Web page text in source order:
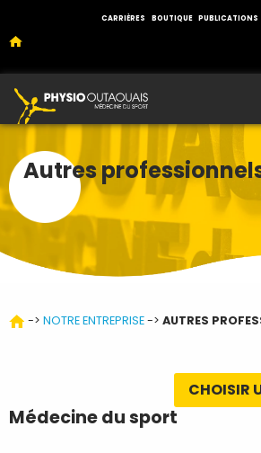
CARRIÈRES BOUTIQUE PUBLICATIONS
Autres
-> NOTRE ENTREPRISE-> AUTRES
CHOISIR
Médecine du sport